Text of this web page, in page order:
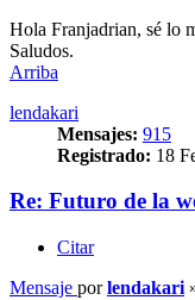
Hola Franjadrian, sé lo
Saludos.
Arriba
lendakari
Mensajes: 915
Registrado: 18
Re: Futuro de la
Citar
Mensaje porlendakari